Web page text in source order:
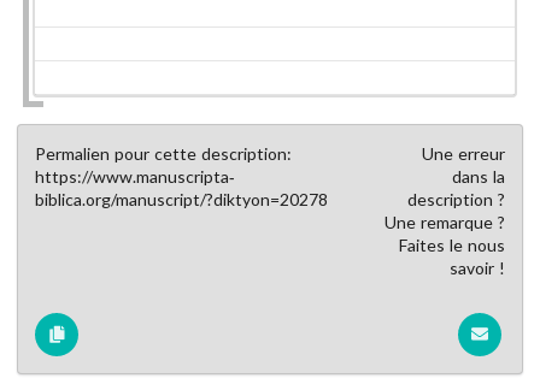
Permalien pour cette description:
https://www.manuscripta-
biblica.org/manuscript/?diktyon=20278
Une erreur
dans la
description ?
Une remarque ?
Faites le nous
savoir !